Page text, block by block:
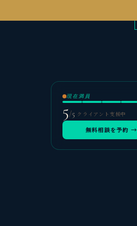
現在満員
5/5 クライアント支援中
無料相談を予約 →